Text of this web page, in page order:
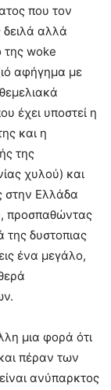
που τον
αλλά
της woke
αφήγημα με
έχει υποστεί η
και η
της
χυλού) και
στην Ελλάδα
προσπαθώντας
της δυστοπιας
ένα μεγάλο,
μια φορά ότι
πέραν των
ανύπαρκτος